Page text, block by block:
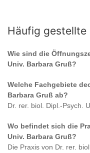
Häufig gestellte
Wie sind die
Univ. Barbara Gruß?
Welche Fachgebiete
Barbara Gruß ab?
Dr. rer. biol. Dipl.-Psych.
Wo befindet sich die
Univ. Barbara Gruß?
Die Praxis von Dr. rer.